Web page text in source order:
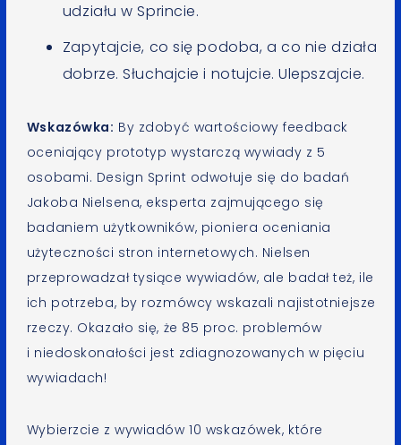
udziału w Sprincie.
Zapytajcie, co się podoba, a co nie działa
dobrze. Słuchajcie i notujcie. Ulepszajcie.
Wskazówka: By zdobyć wartościowy feedback
oceniający prototyp wystarczą wywiady z 5
osobami. Design Sprint odwołuje się do badań
Jakoba Nielsena, eksperta zajmującego się
badaniem użytkowników, pioniera oceniania
użyteczności stron internetowych. Nielsen
przeprowadzał tysiące wywiadów, ale badał też, ile
ich potrzeba, by rozmówcy wskazali najistotniejsze
rzeczy. Okazało się, że 85 proc. problemów
i niedoskonałości jest zdiagnozowanych w pięciu
wywiadach!
Wybierzcie z wywiadów 10 wskazówek, które